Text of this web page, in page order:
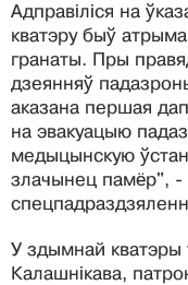
Адправіліся на
кватэру быў
гранаты. Пры
дзеянняў
аказана першая
на эвакуацыю
медыцынскую
злачынец памёр", -
У здымнай кватэры
Калашнікава,